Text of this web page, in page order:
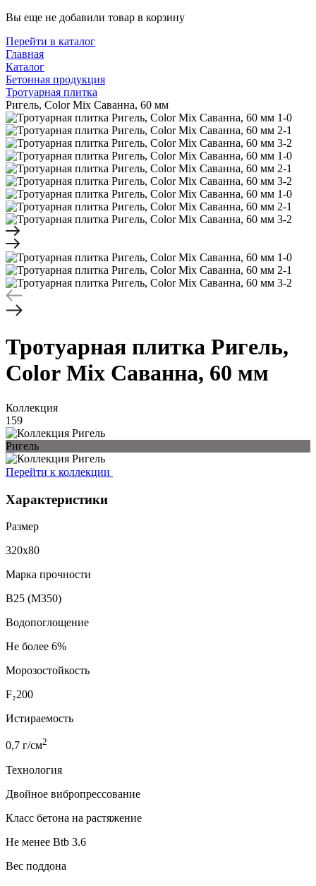
Вы еще не добавили товар в корзину
Перейти в каталог
Главная
Каталог
Бетонная продукция
Тротуарная плитка
Ригель, Color Mix Саванна, 60 мм
Тротуарная плитка Ригель,
Color Mix Саванна, 60 мм
Коллекция
159
Ригель
Перейти к коллекции
Характеристики
Размер
320х80
Марка прочности
В25 (М350)
Водопоглощение
Не более 6%
Морозостойкость
F₂200
Истираемость
0,7 г/см2
Технология
Двойное вибропрессование
Класс бетона на растяжение
Не менее Btb 3.6
Вес поддона